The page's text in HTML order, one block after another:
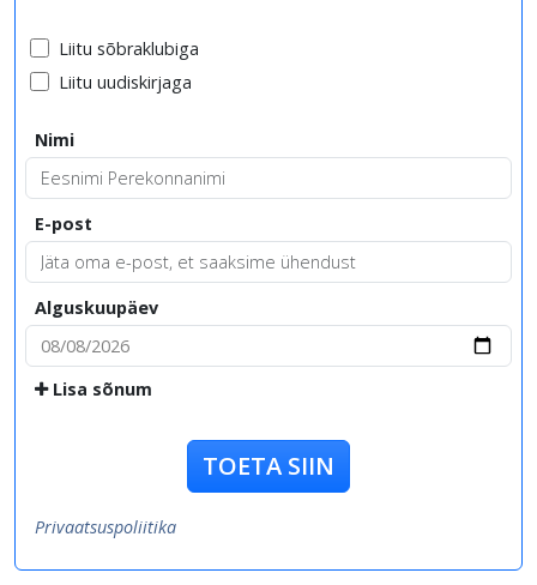
Liitu sõbraklubiga
Liitu uudiskirjaga
Nimi
E-post
Alguskuupäev
Lisa sõnum
TOETA SIIN
Privaatsuspoliitika